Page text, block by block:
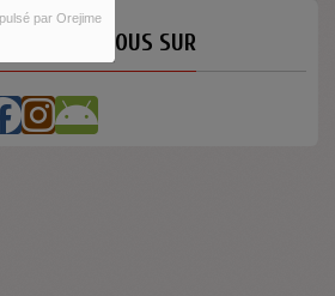
par Orejime
NOUS SUR